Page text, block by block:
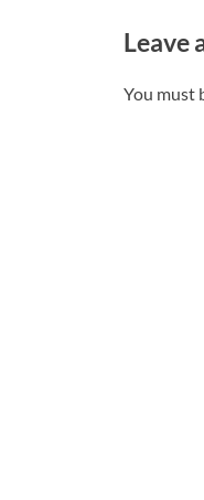
Leave
You must